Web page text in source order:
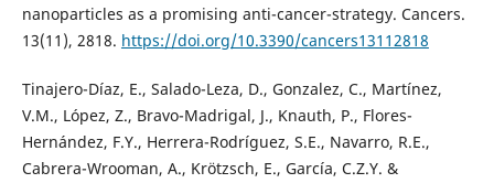
nanoparticles as a promising anti-cancer-strategy. Cancers.
13(11), 2818. https://doi.org/10.3390/cancers13112818
Tinajero-Díaz, E., Salado-Leza, D., Gonzalez, C., Martínez,
V.M., López, Z., Bravo-Madrigal, J., Knauth, P., Flores-
Hernández, F.Y., Herrera-Rodríguez, S.E., Navarro, R.E.,
Cabrera-Wrooman, A., Krötzsch, E., García, C.Z.Y. &